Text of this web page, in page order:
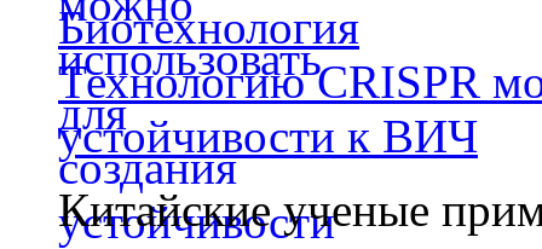
Биотехнология
Технологию CRISPR
устойчивости к ВИЧ
Китайские ученые